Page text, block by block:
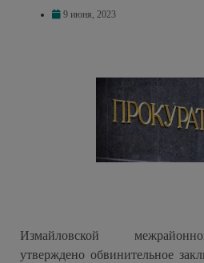
9 июня, 2023
Измайловской
утверждено обвинительное